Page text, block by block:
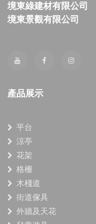
境東綠建材有限公司
境東景觀有限公司
產品展示
平台
涼亭
花架
格柵
木棧道
街道傢具
外牆及天花